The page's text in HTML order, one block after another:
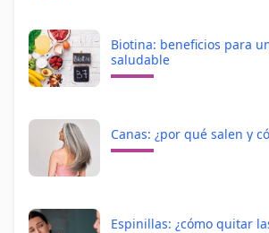
Biotina: beneficios para
saludable
Canas: ¿por qué salen y
Espinillas: ¿cómo quitar